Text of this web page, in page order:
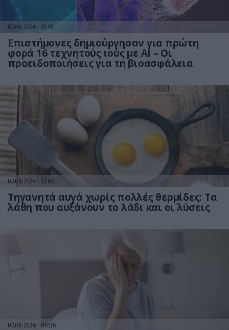
07.08.2026 15:10
Επιστήμονες δημιούργησαν για πρώτη
φορά 16 τεχνητούς ιούς με AI – Οι
προειδοποιήσεις για τη βιοασφάλεια
07.08.2026 12:09
Τηγανητά αυγά χωρίς πολλές θερμίδες: Τα
λάθη που αυξάνουν το λάδι και οι λύσεις
07.08.2026 06:06